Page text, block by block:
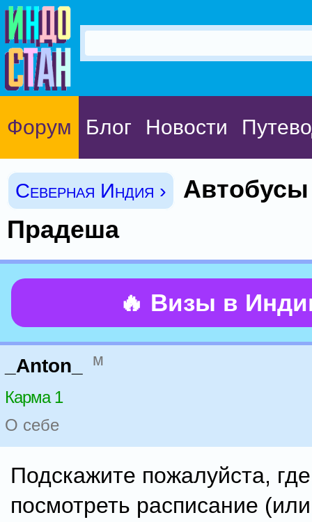
Форум Блог Новости
Северная Индия ›
Прадеша
🔥 Визы в
_Anton_ м
Карма 1
О себе
Подскажите пожалуйста,
посмотреть расписание